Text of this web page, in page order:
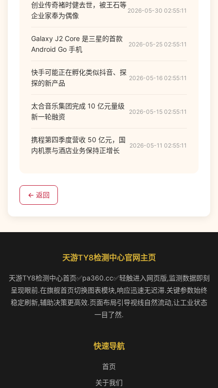
创业传奇褚时健去世，被王石等
企业家奉为偶像
2026-05-30 02:55:11
Galaxy J2 Core 是三星的首款
Android Go 手机
2026-05-25 02:55:11
快手可能正在孵化类似抖音、探
探的新产品
2026-05-16 02:55:11
太合音乐集团完成 10 亿元量级
新一轮融资
2026-05-15 02:55:11
携程第四季度营收 50 亿元，国
内机票与酒店业务保持正增长
2026-05-11 02:55:11
← 返回
天游TY8检测中心官网主页
天游TY8检测中心首页✅pa360.cc✅轻触进入网页版,监测数据即刻
呈现眼前.在旗舰首页切换图表模块,响应迅速无迟滞.关键参数始终
稳定刷新,辅助决策更高效.页面布局引导视线自然流动,让工业状态
一目了然.
快速导航
首页
关于我们